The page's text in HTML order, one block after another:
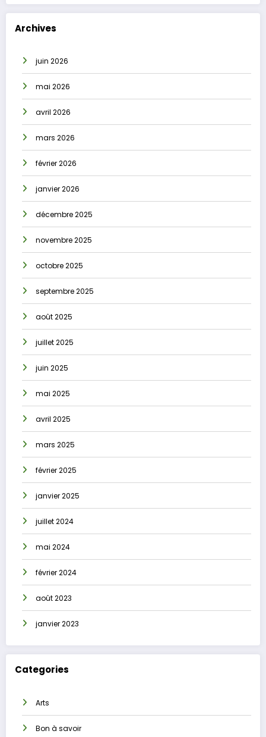
Archives
juin 2026
mai 2026
avril 2026
mars 2026
février 2026
janvier 2026
décembre 2025
novembre 2025
octobre 2025
septembre 2025
août 2025
juillet 2025
juin 2025
mai 2025
avril 2025
mars 2025
février 2025
janvier 2025
juillet 2024
mai 2024
février 2024
août 2023
janvier 2023
Categories
Arts
Bon à savoir